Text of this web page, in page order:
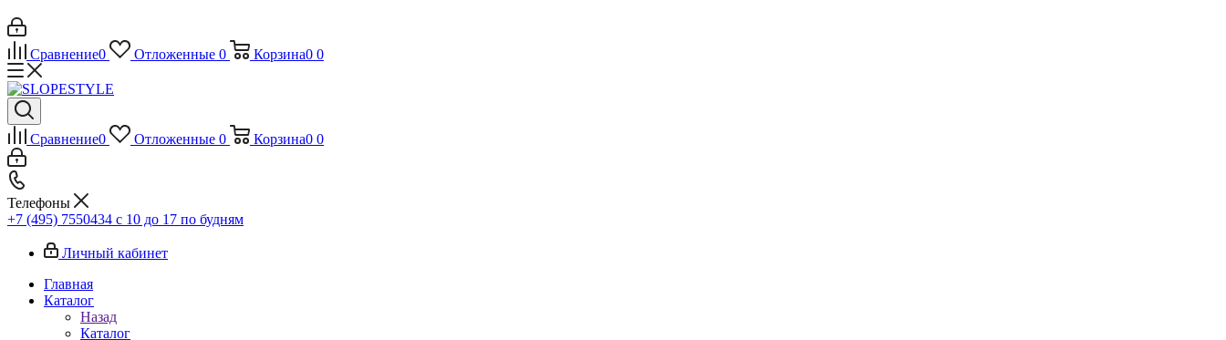
Сравнение0 Отложенные 0 Корзина0 0
Сравнение0 Отложенные 0 Корзина0 0
Телефоны
+7 (495) 7550434 с 10 до 17 по будням
Личный кабинет
Главная
Каталог
Назад
Каталог